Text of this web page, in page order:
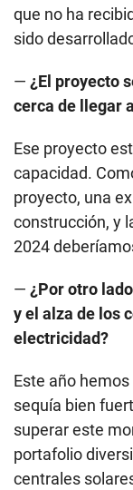
que no ha
sido
— ¿El proyecto
cerca de llegar
Ese proyecto
capacidad.
proyecto, una
construcción, y
2024
— ¿Por otro
y el alza de los
electricidad?
Este año
sequía bien
superar este
portafolio
centrales